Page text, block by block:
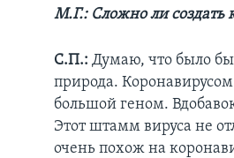
М.Г.: Сложно ли создать
С.П.:Думаю, что было бы
природа.
большой геном.
Этот штамм вируса не
очень похож на